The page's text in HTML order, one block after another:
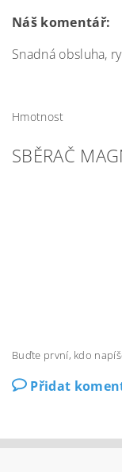
Náš komentář:
Snadná obsluha,
Hmotnost
SBĚRAČ
Buďte první, kdo
Přidat